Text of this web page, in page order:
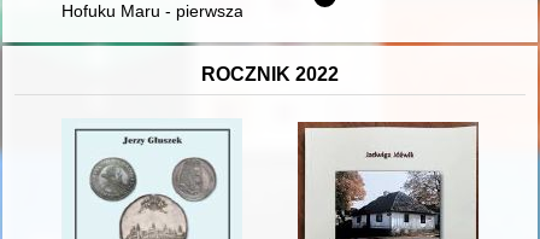
Hofuku Maru - pierwsza japońska jednostka w gdyńskim porcie
ROCZNIK 2022